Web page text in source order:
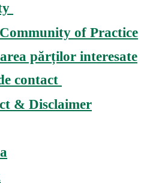
of Practice
părților interesate
contact
& Disclaimer